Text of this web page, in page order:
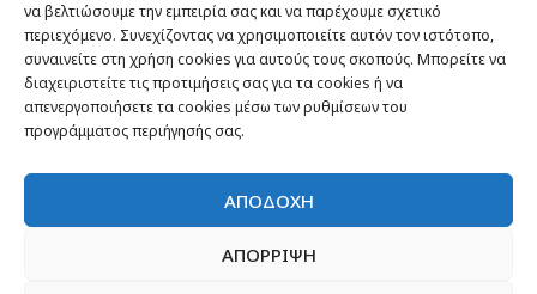
να βελτιώσουμε την εμπειρία σας και να παρέχουμε σχετικό
περιεχόμενο. Συνεχίζοντας να χρησιμοποιείτε αυτόν τον ιστότοπο,
συναινείτε στη χρήση cookies για αυτούς τους σκοπούς. Μπορείτε να
διαχειριστείτε τις προτιμήσεις σας για τα cookies ή να
απενεργοποιήσετε τα cookies μέσω των ρυθμίσεων του
προγράμματος περιήγησής σας.
ΑΠΟΔΟΧΗ
ΑΠΟΡΡΙΨΗ
Passenger στην Ελλάδα
Passenger στον κόσμο
TRAVEL NEWS
Οργάνωσε το ταξίδι σου
CITY and CULTURE